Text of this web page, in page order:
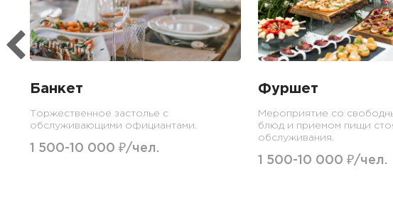
Банкет
Торжественное застолье с
обслуживающими официантами.
1 500-10 000 ₽/чел.
Фуршет
Мероприятие со
блюд и приемом пищи
обслуживания.
1 500-10 000 ₽/чел.